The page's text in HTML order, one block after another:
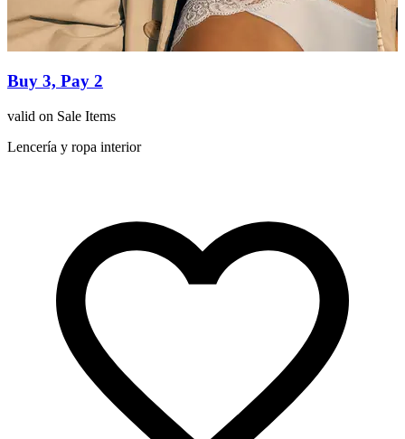
Buy 3, Pay 2
valid on Sale Items
Lencería y ropa interior